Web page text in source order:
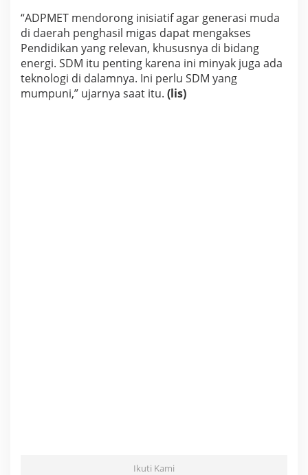
“ADPMET mendorong inisiatif agar generasi muda
di daerah penghasil migas dapat mengakses
Pendidikan yang relevan, khususnya di bidang
energi. SDM itu penting karena ini minyak juga ada
teknologi di dalamnya. Ini perlu SDM yang
mumpuni,” ujarnya saat itu. (lis)
Ikuti Kami